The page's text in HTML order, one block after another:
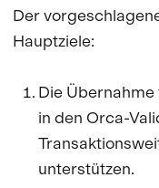
Der
Hauptziele:
Die Übernahme
in den Orca-
unterstützen.